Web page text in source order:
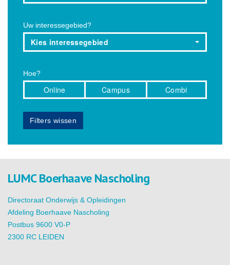
Uw interessegebied?
Kies interessegebied
Hoe?
Online Campus Combi
Filters wissen
LUMC Boerhaave Nascholing
Directoraat Onderwijs & Opleidingen
Afdeling Boerhaave Nascholing
Postbus 9600 V0-P
2300 RC LEIDEN